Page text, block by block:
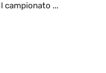
campionato ...